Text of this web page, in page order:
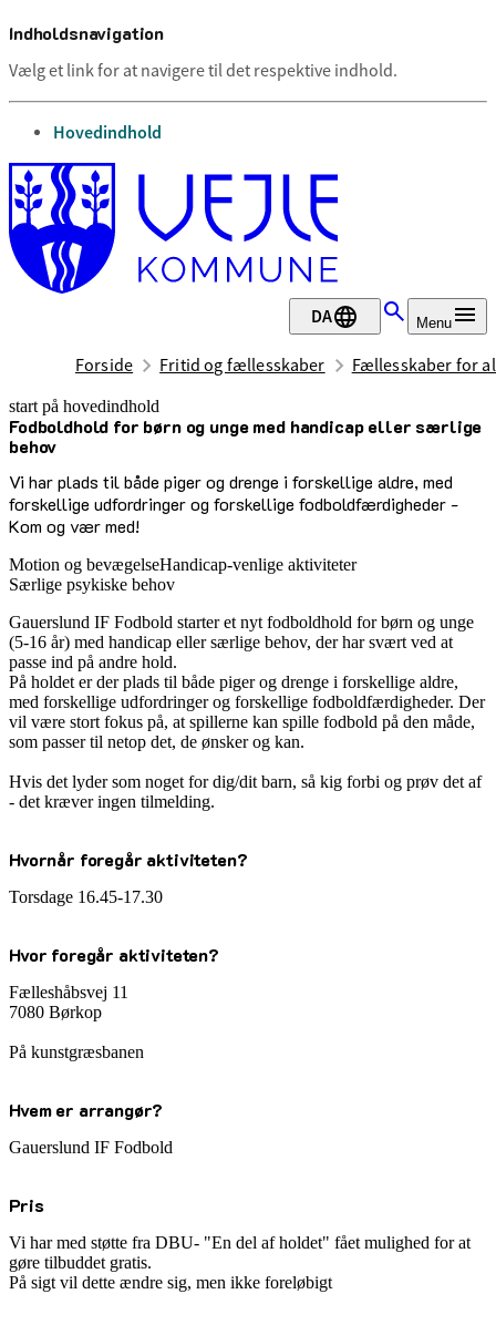
Indholdsnavigation
Vælg et link for at navigere til det respektive indhold.
gå til
Hovedindhold
DA Menu
Forside Fritid og fællesskaber Fællesskaber for
start på hovedindhold
Fodboldhold for børn og unge med handicap eller særlige
behov
Vi har plads til både piger og drenge i forskellige aldre, med
forskellige udfordringer og forskellige fodboldfærdigheder -
Kom og vær med!
senest opdateret 3. juli 2026
Motion og bevægelseHandicap-venlige aktiviteter
Særlige psykiske behov
Gauerslund IF Fodbold starter et nyt fodboldhold for børn og unge
(5-16 år) med handicap eller særlige behov, der har svært ved at
passe ind på andre hold.
På holdet er der plads til både piger og drenge i forskellige aldre,
med forskellige udfordringer og forskellige fodboldfærdigheder. Der
vil være stort fokus på, at spillerne kan spille fodbold på den måde,
som passer til netop det, de ønsker og kan.
Hvis det lyder som noget for dig/dit barn, så kig forbi og prøv det af
- det kræver ingen tilmelding.
Hvornår foregår aktiviteten?
Torsdage 16.45-17.30
Hvor foregår aktiviteten?
Fælleshåbsvej 11
7080 Børkop
På kunstgræsbanen
Hvem er arrangør?
Gauerslund IF Fodbold
Pris
Vi har med støtte fra DBU- "En del af holdet" fået mulighed for at
gøre tilbuddet gratis.
På sigt vil dette ændre sig, men ikke foreløbigt